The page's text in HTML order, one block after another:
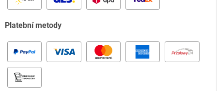
Platební metody